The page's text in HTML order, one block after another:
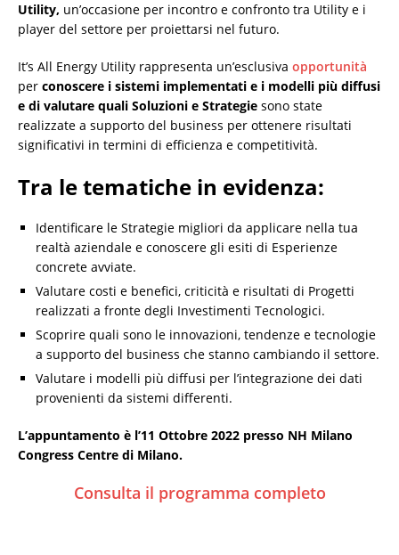
Utility, un’occasione per incontro e confronto tra Utility e i
player del settore per proiettarsi nel futuro.
It’s All Energy Utility rappresenta un’esclusiva opportunità
per conoscere i sistemi implementati e i modelli più diffusi
e di valutare quali Soluzioni e Strategie sono state
realizzate a supporto del business per ottenere risultati
significativi in termini di efficienza e competitività.
Tra le tematiche in evidenza:
Identificare le Strategie migliori da applicare nella tua
realtà aziendale e conoscere gli esiti di Esperienze
concrete avviate.
Valutare costi e benefici, criticità e risultati di Progetti
realizzati a fronte degli Investimenti Tecnologici.
Scoprire quali sono le innovazioni, tendenze e tecnologie
a supporto del business che stanno cambiando il settore.
Valutare i modelli più diffusi per l’integrazione dei dati
provenienti da sistemi differenti.
L’appuntamento è l’11 Ottobre 2022 presso NH Milano
Congress Centre di Milano.
Consulta il programma completo